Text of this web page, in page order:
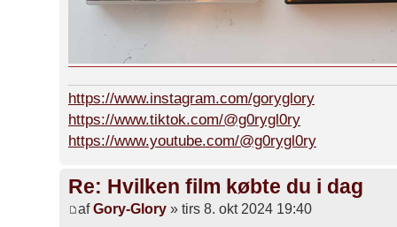
https://www.instagram.com/goryglory
https://www.tiktok.com/@g0rygl0ry
https://www.youtube.com/@g0rygl0ry
Re: Hvilken film købte du i dag
afGory-Glory » tirs 8. okt 2024 19:40